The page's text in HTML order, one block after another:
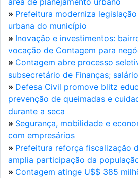
» Prefeitura moderniza
urbana do município
» Inovação e investimentos:
vocação de Contagem para
» Contagem abre processo
subsecretário de Finanças;
» Defesa Civil promove blitz
prevenção de queimadas e
durante a seca
» Segurança, mobilidade e
com empresários
» Prefeitura reforça fiscalização
amplia participação da
» Contagem atinge U$$ 385